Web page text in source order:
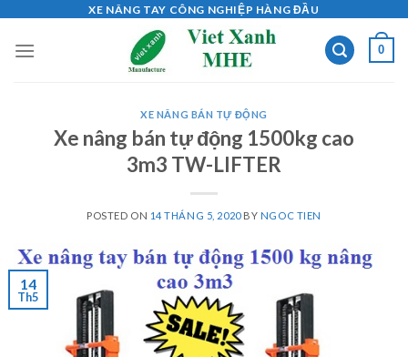
content
XE NÂNG TAY CÔNG NGHIỆP HÀNG ĐẦU
0
XE NÂNG BÁN TỰ ĐỘNG
Xe nâng bán tự động 1500kg cao
3m3 TW-LIFTER
POSTED ON 14 THÁNG 5, 2020BY NGOC TIEN
14
Th5